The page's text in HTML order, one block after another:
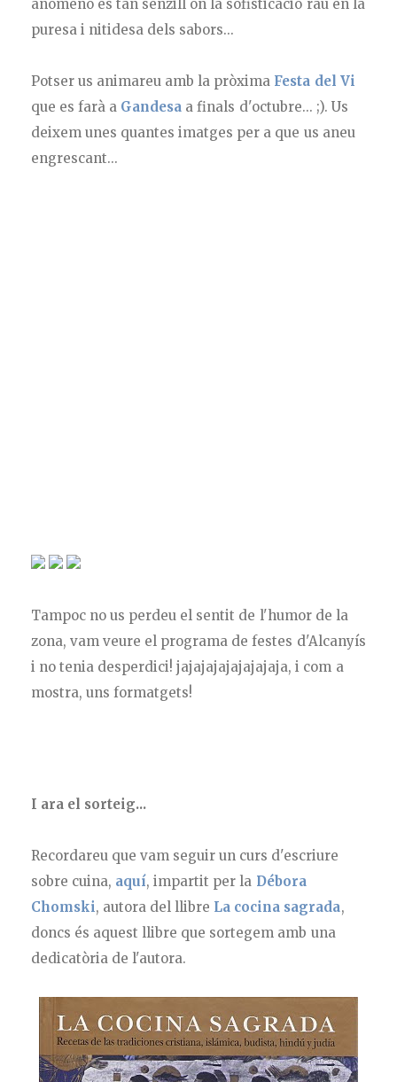
anomeno és tan senzill on la sofisticació rau en la
puresa i nitidesa dels sabors...
Potser us animareu amb la pròxima Festa del Vi
que es farà a Gandesa a finals d'octubre... ;). Us
deixem unes quantes imatges per a que us aneu
engrescant...
Tampoc no us perdeu el sentit de l'humor de la
zona, vam veure el programa de festes d'Alcanyís
i no tenia desperdici! jajajajajajajajaja, i com a
mostra, uns formatgets!
I ara el sorteig...
Recordareu que vam seguir un curs d'escriure
sobre cuina, aquí, impartit per la Débora
Chomski, autora del llibre La cocina sagrada,
doncs és aquest llibre que sortegem amb una
dedicatòria de l'autora.